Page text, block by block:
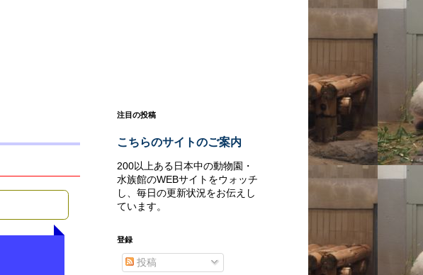
注目の投稿
こちらのサイトのご案内
200以上ある日本中の動物園・
水族館のWEBサイトをウォッチ
し、毎日の更新状況をお伝えし
ています。
登録
投稿